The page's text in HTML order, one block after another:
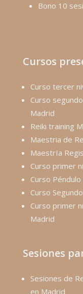
Bono 10
Cursos
Curso tercer
Curso
Madrid
Reiki training
Maestria de
MaestrIa
Curso primer
Curso
Curso
Curso primer
Madrid
Sesiones
Sesiones de
en Madrid